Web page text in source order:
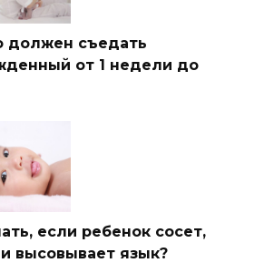
должен съедать
от 1 недели до
если ребенок сосет,
высовывает язык?